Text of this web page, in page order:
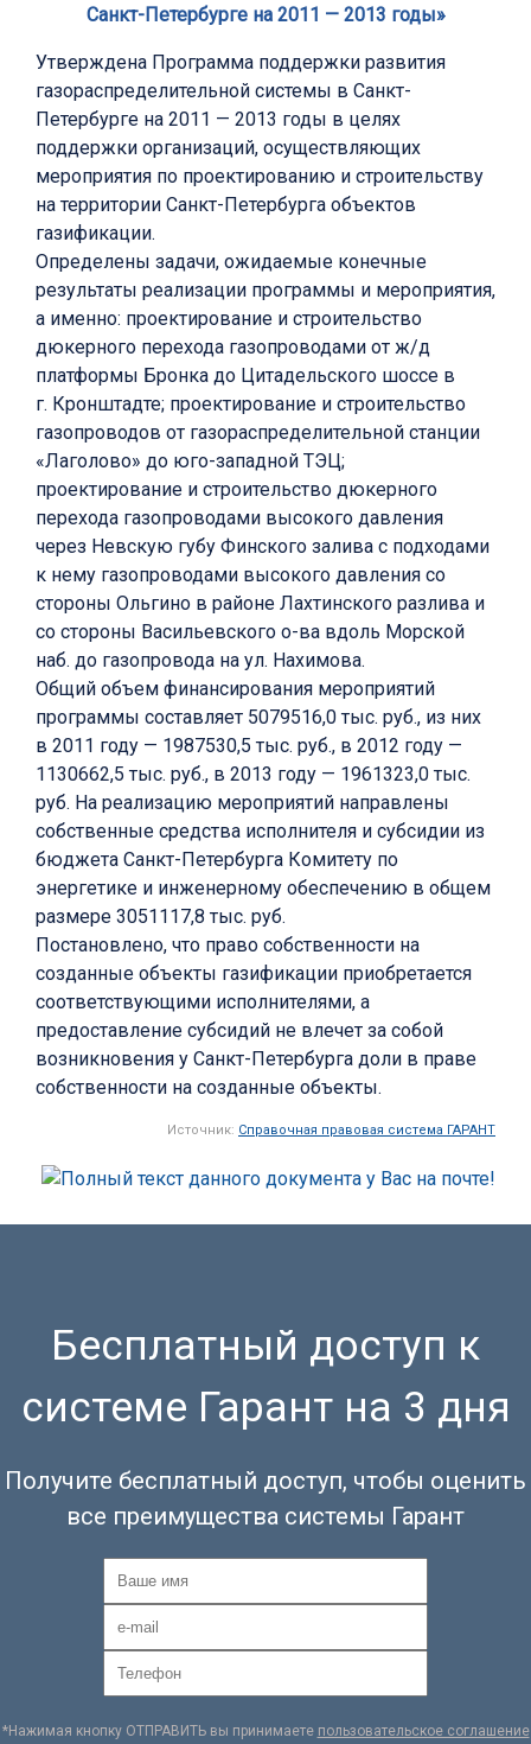
Санкт-Петербурге на 2011 — 2013 годы»
Утверждена Программа поддержки развития
газораспределительной системы в Санкт-
Петербурге на 2011 — 2013 годы в целях
поддержки организаций, осуществляющих
мероприятия по проектированию и строительству
на территории Санкт-Петербурга объектов
газификации.
Определены задачи, ожидаемые конечные
результаты реализации программы и мероприятия,
а именно: проектирование и строительство
дюкерного перехода газопроводами от ж/д
платформы Бронка до Цитадельского шоссе в
г. Кронштадте; проектирование и строительство
газопроводов от газораспределительной станции
«Лаголово» до юго-западной ТЭЦ;
проектирование и строительство дюкерного
перехода газопроводами высокого давления
через Невскую губу Финского залива с подходами
к нему газопроводами высокого давления со
стороны Ольгино в районе Лахтинского разлива и
со стороны Васильевского о-ва вдоль Морской
наб. до газопровода на ул. Нахимова.
Общий объем финансирования мероприятий
программы составляет 5079516,0 тыс. руб., из них
в 2011 году — 1987530,5 тыс. руб., в 2012 году —
1130662,5 тыс. руб., в 2013 году — 1961323,0 тыс.
руб. На реализацию мероприятий направлены
собственные средства исполнителя и субсидии из
бюджета Санкт-Петербурга Комитету по
энергетике и инженерному обеспечению в общем
размере 3051117,8 тыс. руб.
Постановлено, что право собственности на
созданные объекты газификации приобретается
соответствующими исполнителями, а
предоставление субсидий не влечет за собой
возникновения у Санкт-Петербурга доли в праве
собственности на созданные объекты.
Источник: Справочная правовая система ГАРАНТ
Бесплатный доступ к
системе Гарант на 3 дня
Получите бесплатный доступ, чтобы оценить
все преимущества системы Гарант
*Нажимая кнопку ОТПРАВИТЬ вы принимаете пользовательское соглашение